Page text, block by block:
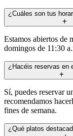
¿Cuáles son tus
Estamos abiertos de
domingos de 11:30
¿Hacéis reservas en
Sí, puedes reservar
recomendamos
fines de semana.
¿Qué platos